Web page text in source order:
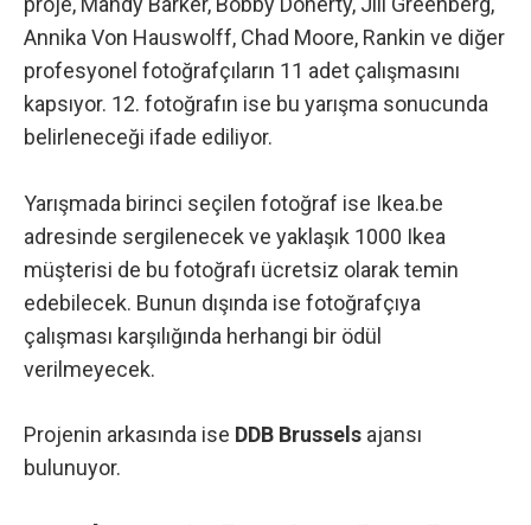
Annika Von Hauswolff, Chad Moore, Rankin ve diğer
profesyonel fotoğrafçıların 11 adet çalışmasını
kapsıyor. 12. fotoğrafın ise bu yarışma sonucunda
belirleneceği ifade ediliyor.
Yarışmada birinci seçilen fotoğraf ise Ikea.be
adresinde sergilenecek ve yaklaşık 1000 Ikea
müşterisi de bu fotoğrafı ücretsiz olarak temin
edebilecek. Bunun dışında ise fotoğrafçıya
çalışması karşılığında herhangi bir ödül
verilmeyecek.
Projenin arkasında ise DDB Brussels ajansı
bulunuyor.